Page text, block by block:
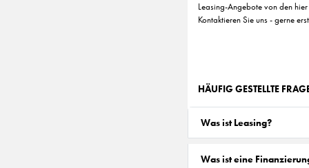
Leasing-Angebote von den
Kontaktieren Sie uns - gerne
HÄUFIG GESTELLTE
Was ist Leasing?
Was ist eine